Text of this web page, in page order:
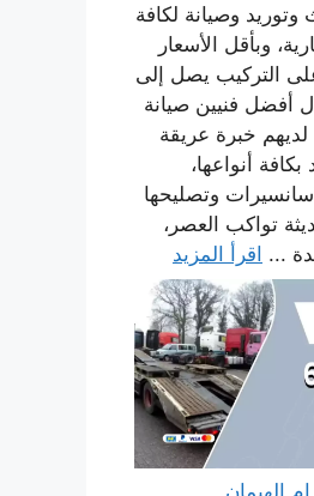
وصيانة لكافة
وبأقل الأسعار
التركيب يصل إلى
أفضل فنيين صيانة
خبرة عريقة
أنواعها،
وتصليحها
تواكب العصر،
... اقرأ المزيد
الهيمان